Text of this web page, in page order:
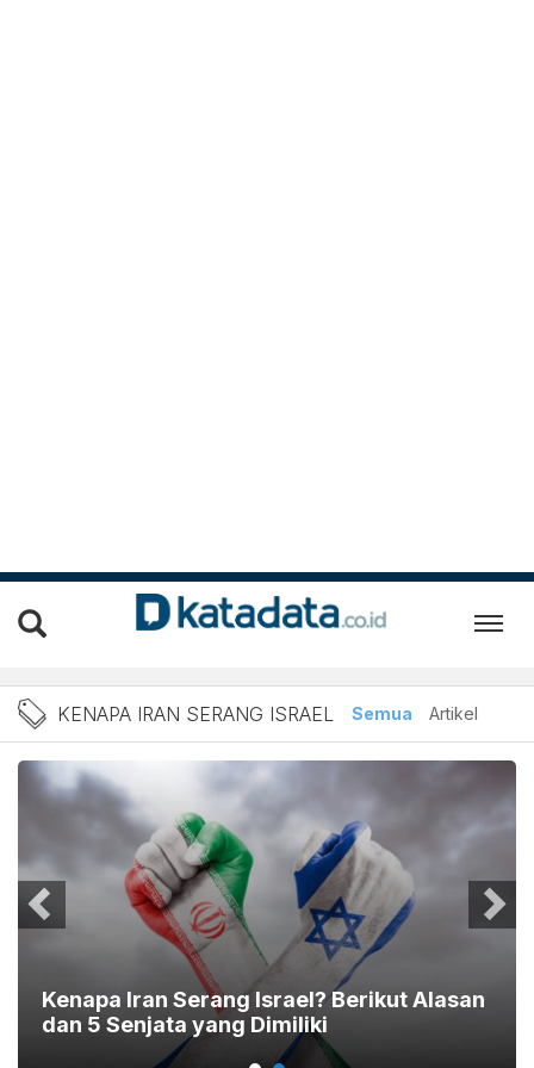
Berita Kenapa Iran
KENAPA IRAN SERANG ISRAEL Semua Artikel
Kenapa Iran Serang Israel? Berikut Alasan
dan 5 Senjata yang Dimiliki